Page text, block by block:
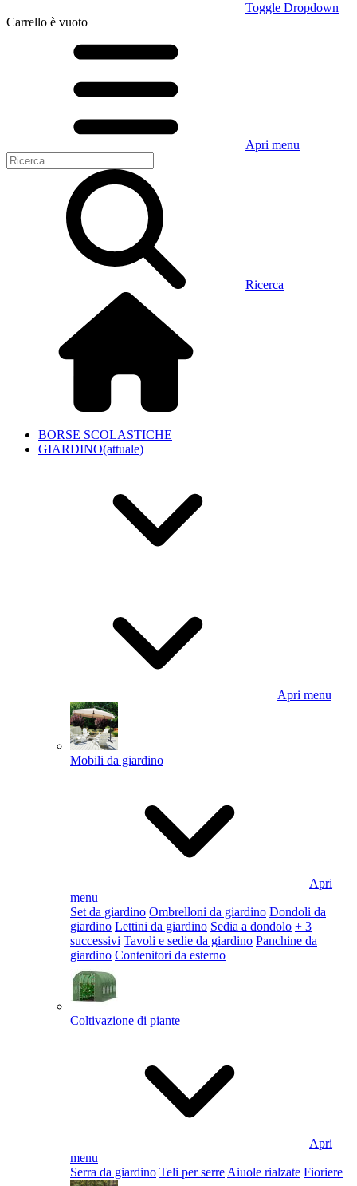
Toggle Dropdown
Carrello è vuoto
Apri menu
Ricerca
BORSE SCOLASTICHE
GIARDINO(attuale)
Apri menu
Mobili da giardino
Apri
menu
Set da giardino Ombrelloni da giardino Dondoli da
giardino Lettini da giardino Sedia a dondolo + 3
successivi Tavoli e sedie da giardino Panchine da
giardino Contenitori da esterno
Coltivazione di piante
Apri
menu
Serra da giardino Teli per serre Aiuole rialzate Fioriere